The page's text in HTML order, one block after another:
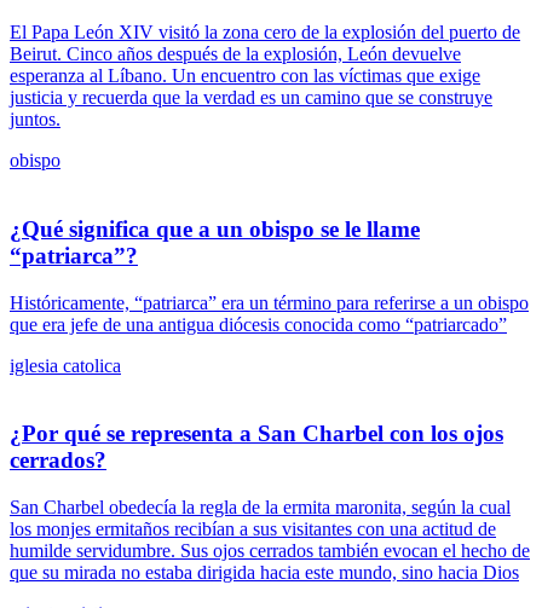
El Papa León XIV visitó la zona cero de la explosión del puerto de
Beirut. Cinco años después de la explosión, León devuelve
esperanza al Líbano. Un encuentro con las víctimas que exige
justicia y recuerda que la verdad es un camino que se construye
juntos.
obispo
¿Qué significa que a un obispo se le llame
“patriarca”?
Históricamente, “patriarca” era un término para referirse a un obispo
que era jefe de una antigua diócesis conocida como “patriarcado”
iglesia catolica
¿Por qué se representa a San Charbel con los ojos
cerrados?
San Charbel obedecía la regla de la ermita maronita, según la cual
los monjes ermitaños recibían a sus visitantes con una actitud de
humilde servidumbre. Sus ojos cerrados también evocan el hecho de
que su mirada no estaba dirigida hacia este mundo, sino hacia Dios